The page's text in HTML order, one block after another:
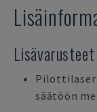
Lisävarusteet
Pilottilaser
säätöön